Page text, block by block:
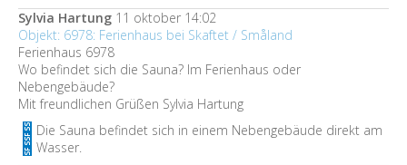
Sylvia Hartung 11 oktober 14:02
Objekt: 6978: Ferienhaus bei Skaftet / Småland
Ferienhaus 6978
Wo befindet sich die Sauna? Im Ferienhaus oder
Nebengebäude?
Mit freundlichen Grüßen Sylvia Hartung
Die Sauna befindet sich in einem Nebengebäude direkt am
Wasser.